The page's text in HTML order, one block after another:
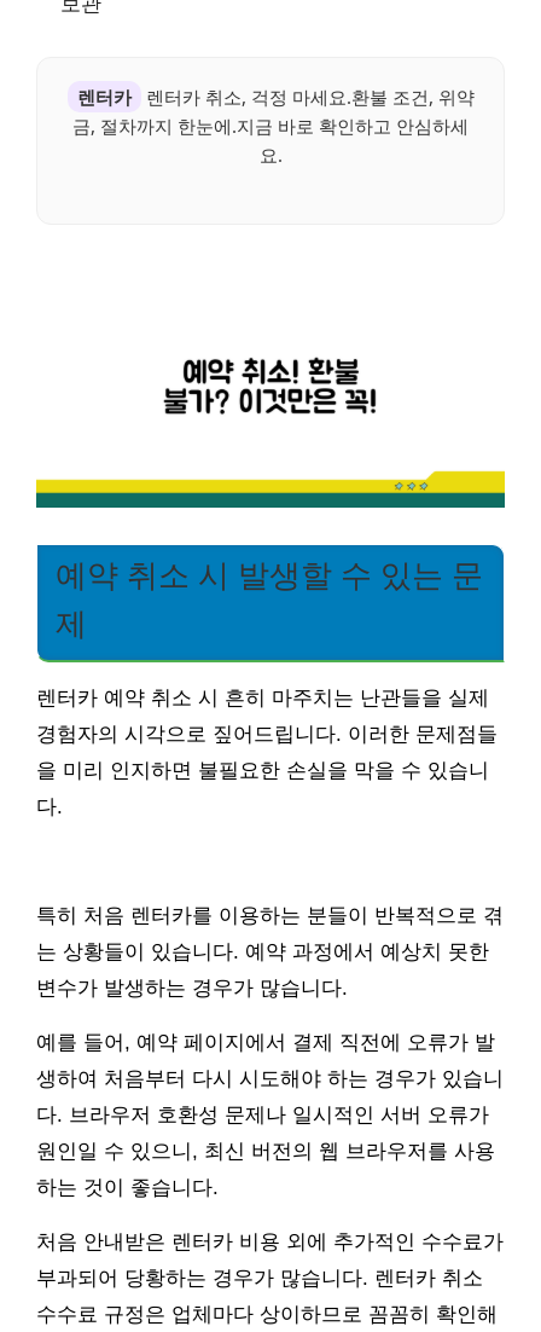
렌터카
렌터카 취소, 걱정 마세요.환불 조건, 위약
금, 절차까지 한눈에.지금 바로 확인하고 안심하세
요.
예약 취소 시 발생할 수 있는 문
제
렌터카 예약 취소 시 흔히 마주치는 난관들을 실제
경험자의 시각으로 짚어드립니다. 이러한 문제점들
을 미리 인지하면 불필요한 손실을 막을 수 있습니
다.
특히 처음 렌터카를 이용하는 분들이 반복적으로 겪
는 상황들이 있습니다. 예약 과정에서 예상치 못한
변수가 발생하는 경우가 많습니다.
예를 들어, 예약 페이지에서 결제 직전에 오류가 발
생하여 처음부터 다시 시도해야 하는 경우가 있습니
다. 브라우저 호환성 문제나 일시적인 서버 오류가
원인일 수 있으니, 최신 버전의 웹 브라우저를 사용
하는 것이 좋습니다.
처음 안내받은 렌터카 비용 외에 추가적인 수수료가
부과되어 당황하는 경우가 많습니다. 렌터카 취소
수수료 규정은 업체마다 상이하므로 꼼꼼히 확인해